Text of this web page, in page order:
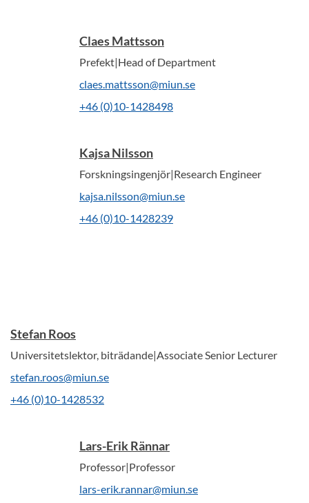
Claes Mattsson
Prefekt|Head of Department
claes.mattsson@miun.se
+46 (0)10-1428498
Kajsa Nilsson
Forskningsingenjör|Research Engineer
kajsa.nilsson@miun.se
+46 (0)10-1428239
Stefan Roos
Universitetslektor, biträdande|Associate Senior Lecturer
stefan.roos@miun.se
+46 (0)10-1428532
Lars-Erik Rännar
Professor|Professor
lars-erik.rannar@miun.se